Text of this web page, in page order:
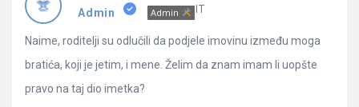
Admin Admin IT
Naime, roditelji su odlučili da podjele imovinu između moga
bratića, koji je jetim, i mene. Želim da znam imam li uopšte
pravo na taj dio imetka?